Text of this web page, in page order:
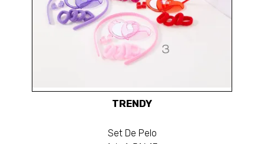
TRENDY
Set De Pelo